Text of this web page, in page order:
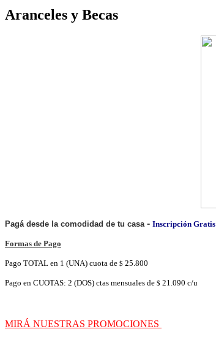
Aranceles y Becas
Pagá desde la comodidad de tu casa - Inscripción Gratis
Formas de Pago
Pago TOTAL en 1 (UNA) cuota de $ 25.800
Pago en CUOTAS: 2 (DOS) ctas mensuales de $ 21.090 c/u
MIRÁ NUESTRAS PROMOCIONES